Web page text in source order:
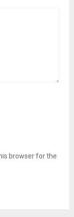
browser for the